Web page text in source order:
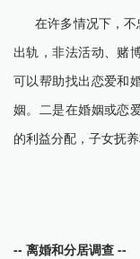
在许多情况下，不
出轨，非法活动、赌
可以帮助找出恋爱和
姻。二是在婚姻或恋
的利益分配，子女抚
-- 离婚和分居调查 --